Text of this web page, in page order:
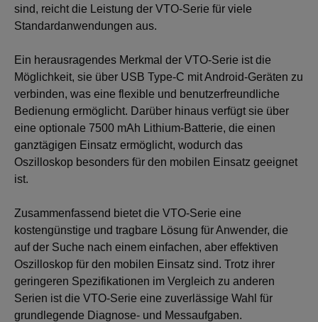
sind, reicht die Leistung der VTO-Serie für viele
Standardanwendungen aus.
Ein herausragendes Merkmal der VTO-Serie ist die
Möglichkeit, sie über USB Type-C mit Android-Geräten zu
verbinden, was eine flexible und benutzerfreundliche
Bedienung ermöglicht. Darüber hinaus verfügt sie über
eine optionale 7500 mAh Lithium-Batterie, die einen
ganztägigen Einsatz ermöglicht, wodurch das
Oszilloskop besonders für den mobilen Einsatz geeignet
ist.
Zusammenfassend bietet die VTO-Serie eine
kostengünstige und tragbare Lösung für Anwender, die
auf der Suche nach einem einfachen, aber effektiven
Oszilloskop für den mobilen Einsatz sind. Trotz ihrer
geringeren Spezifikationen im Vergleich zu anderen
Serien ist die VTO-Serie eine zuverlässige Wahl für
grundlegende Diagnose- und Messaufgaben.